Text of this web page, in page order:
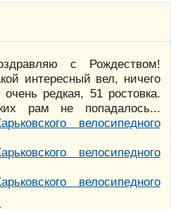
с Рождеством!
интересный вел, ничего
редкая, 51 ростовка.
рам не попадалось...